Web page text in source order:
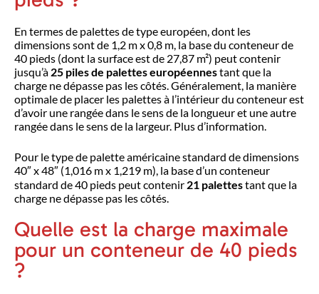
En termes de palettes de type européen, dont les
dimensions sont de 1,2 m x 0,8 m, la base du conteneur de
40 pieds (dont la surface est de 27,87 m²) peut contenir
jusqu’à 25 piles de palettes européennestant que la
charge ne dépasse pas les côtés. Généralement, la manière
optimale de placer les palettes à l’intérieur du conteneur est
d’avoir une rangée dans le sens de la longueur et une autre
rangée dans le sens de la largeur. Plus d’information.
Pour le type de palette américaine standard de dimensions
40″ x 48″ (1,016 m x 1,219 m), la base d’un conteneur
standard de 40 pieds peut contenir 21 palettestant que la
charge ne dépasse pas les côtés.
Quelle est la charge maximale
pour un conteneur de 40 pieds
?